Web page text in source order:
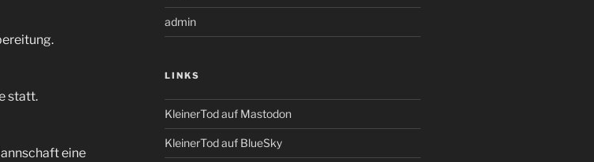
statt.
eine
admin
LINKS
KleinerTod auf Mastodon
KleinerTod auf BlueSky